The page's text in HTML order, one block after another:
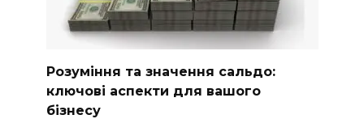
Розуміння та значення сальдо:
ключові аспекти для вашого
бізнесу